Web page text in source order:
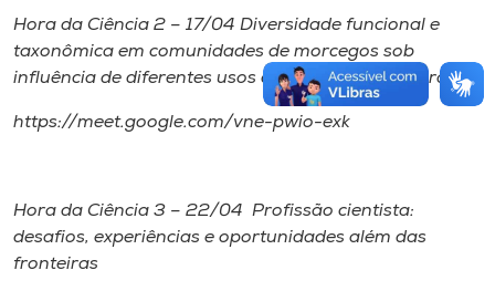
Hora da Ciência 2 – 17/04 Diversidade funcional e
taxonômica em comunidades de morcegos sob
influência de diferentes usos da terra no sul do Brasil.
https://meet.google.com/vne-pwio-exk
Hora da Ciência 3 – 22/04 Profissão cientista:
desafios, experiências e oportunidades além das
fronteiras